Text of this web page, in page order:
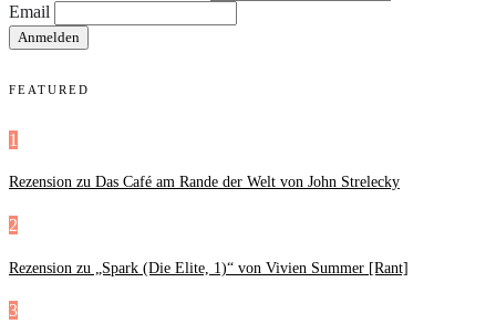
Email
FEATURED
1
Rezension zu Das Café am Rande der Welt von John Strelecky
2
Rezension zu „Spark (Die Elite, 1)“ von Vivien Summer [Rant]
3